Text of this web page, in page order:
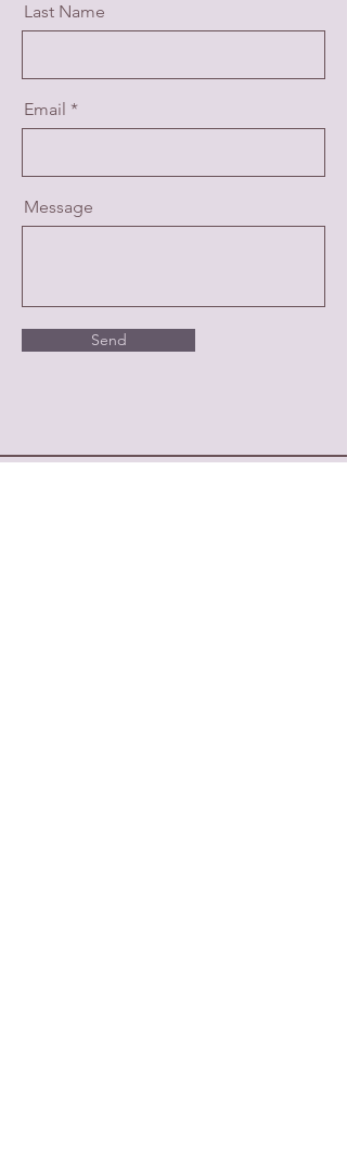
Last Name
Email
Message
Send